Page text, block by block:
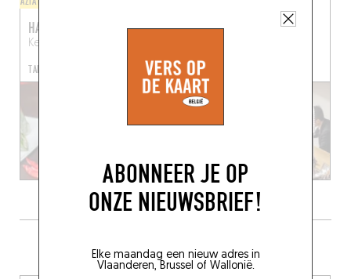
ABONNEER JE OP
ONZE NIEUWSBRIEF!
Elke maandag een nieuw adres in
Vlaanderen, Brussel of Wallonië.
HANOI STATION
Keltenlaan 6
TAFEL RESERVEREN
YOKA TOMO
Brussel (1030)
DRINK IETS LEKKER IN DE BUURT